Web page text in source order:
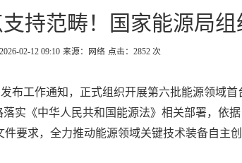
持范畴！国家能源局组
02-12 09:10 来源：网络 点击： 2852 次
布工作通知，正式组织开展第六批能源领域
实《中华人民共和国能源法》相关部署，依
要求，全力推动能源领域关键技术装备自主